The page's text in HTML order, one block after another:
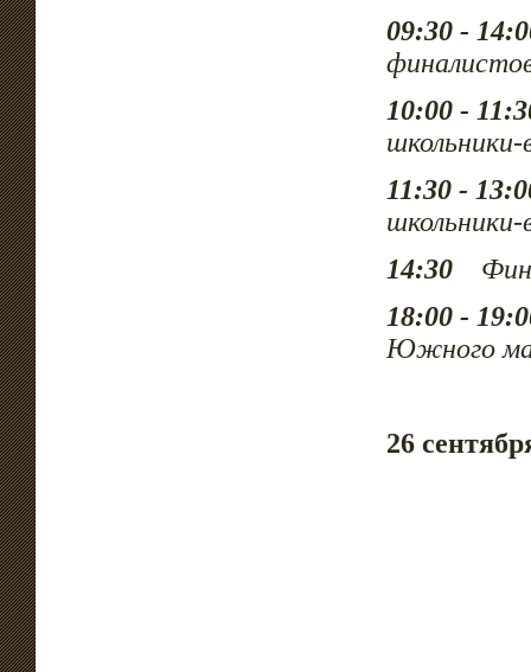
09:30 -
10:00 -
11:30 -
14:30
18:00 -
Южного
26